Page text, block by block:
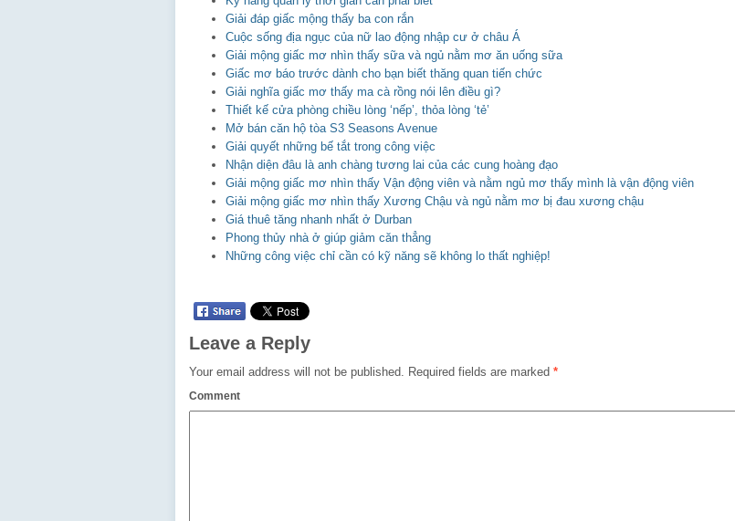
Giải đáp giấc mộng thấy ba con rắn
Cuộc sống địa ngục của nữ lao động nhập cư ở châu Á
Giải mộng giấc mơ nhìn thấy sữa và ngủ nằm mơ ăn uống sữa
Giấc mơ báo trước dành cho bạn biết thăng quan tiến chức
Giải nghĩa giấc mơ thấy ma cà rồng nói lên điều gì?
Thiết kế cửa phòng chiều lòng ‘nếp’, thỏa lòng ‘tẻ’
Mở bán căn hộ tòa S3 Seasons Avenue
Giải quyết những bế tắt trong công việc
Nhận diện đâu là anh chàng tương lai của các cung hoàng đạo
Giải mộng giấc mơ nhìn thấy Vận động viên và nằm ngủ mơ thấy mình là vận động viên
Giải mộng giấc mơ nhìn thấy Xương Chậu và ngủ nằm mơ bị đau xương chậu
Giá thuê tăng nhanh nhất ở Durban
Phong thủy nhà ở giúp giảm căn thẳng
Những công việc chỉ cần có kỹ năng sẽ không lo thất nghiệp!
Leave a Reply
Your email address will not be published. Required fields are marked *
Comment